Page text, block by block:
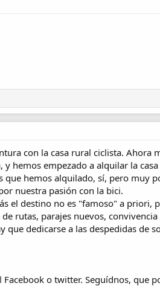
con la casa rural ciclista. Ahora
hemos empezado a alquilar la
hemos alquilado, sí, pero muy
nuestra pasión con la bici.
el destino no es "famoso" a priori,
rutas, parajes nuevos,
dedicarse a las despedidas de
o twitter. Seguídnos, que